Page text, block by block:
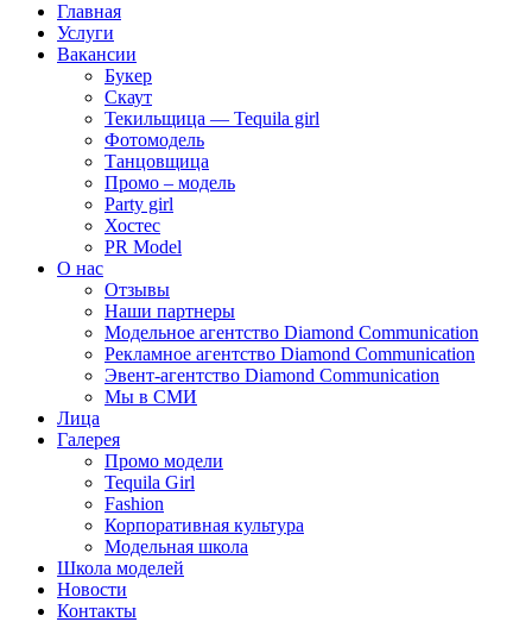
Главная
Услуги
Вакансии
Букер
Скаут
Текильщица — Tequila girl
Фотомодель
Танцовщица
Промо – модель
Party girl
Хостес
PR Model
О нас
Отзывы
Наши партнеры
Модельное агентство Diamond Communication
Рекламное агентство Diamond Communication
Эвент-агентство Diamond Communication
Мы в СМИ
Лица
Галерея
Промо модели
Tequila Girl
Fashion
Корпоративная культура
Модельная школа
Школа моделей
Новости
Контакты